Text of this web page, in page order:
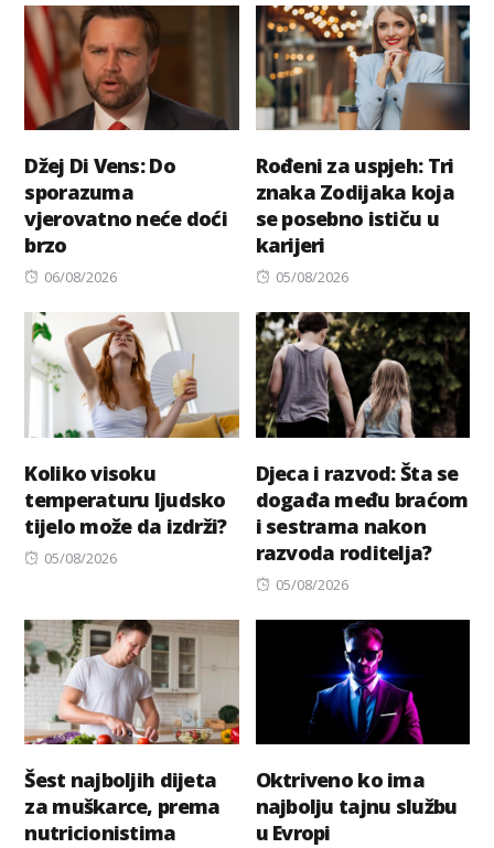
Džej Di Vens: Do
sporazuma
vjerovatno neće doći
brzo
Posted
06/08/2026
Rođeni za uspjeh: Tri
znaka Zodijaka koja
se posebno ističu u
karijeri
Posted
05/08/2026
Koliko visoku
temperaturu ljudsko
tijelo može da izdrži?
Posted
05/08/2026
Djeca i razvod: Šta se
događa među braćom
i sestrama nakon
razvoda roditelja?
Posted
05/08/2026
Šest najboljih dijeta
za muškarce, prema
nutricionistima
Oktriveno ko ima
najbolju tajnu službu
u Evropi